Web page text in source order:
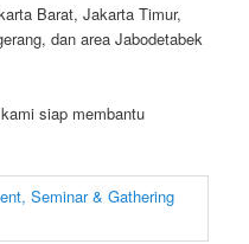
Barat, Jakarta Timur,
dan area Jabodetabek
siap membantu